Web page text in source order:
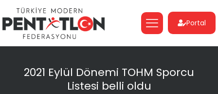
Portal
2021 Eylül Dönemi TOHM Sporcu
Listesi belli oldu